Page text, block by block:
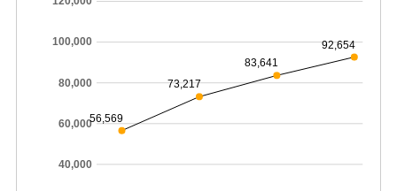
40,000
60,000
80,000
100,000
56,569
73,217
83,641
92,654